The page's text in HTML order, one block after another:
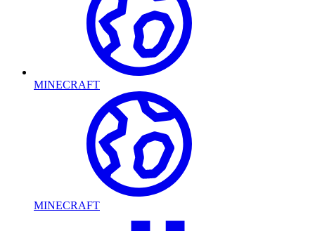
MINECRAFT
MINECRAFT